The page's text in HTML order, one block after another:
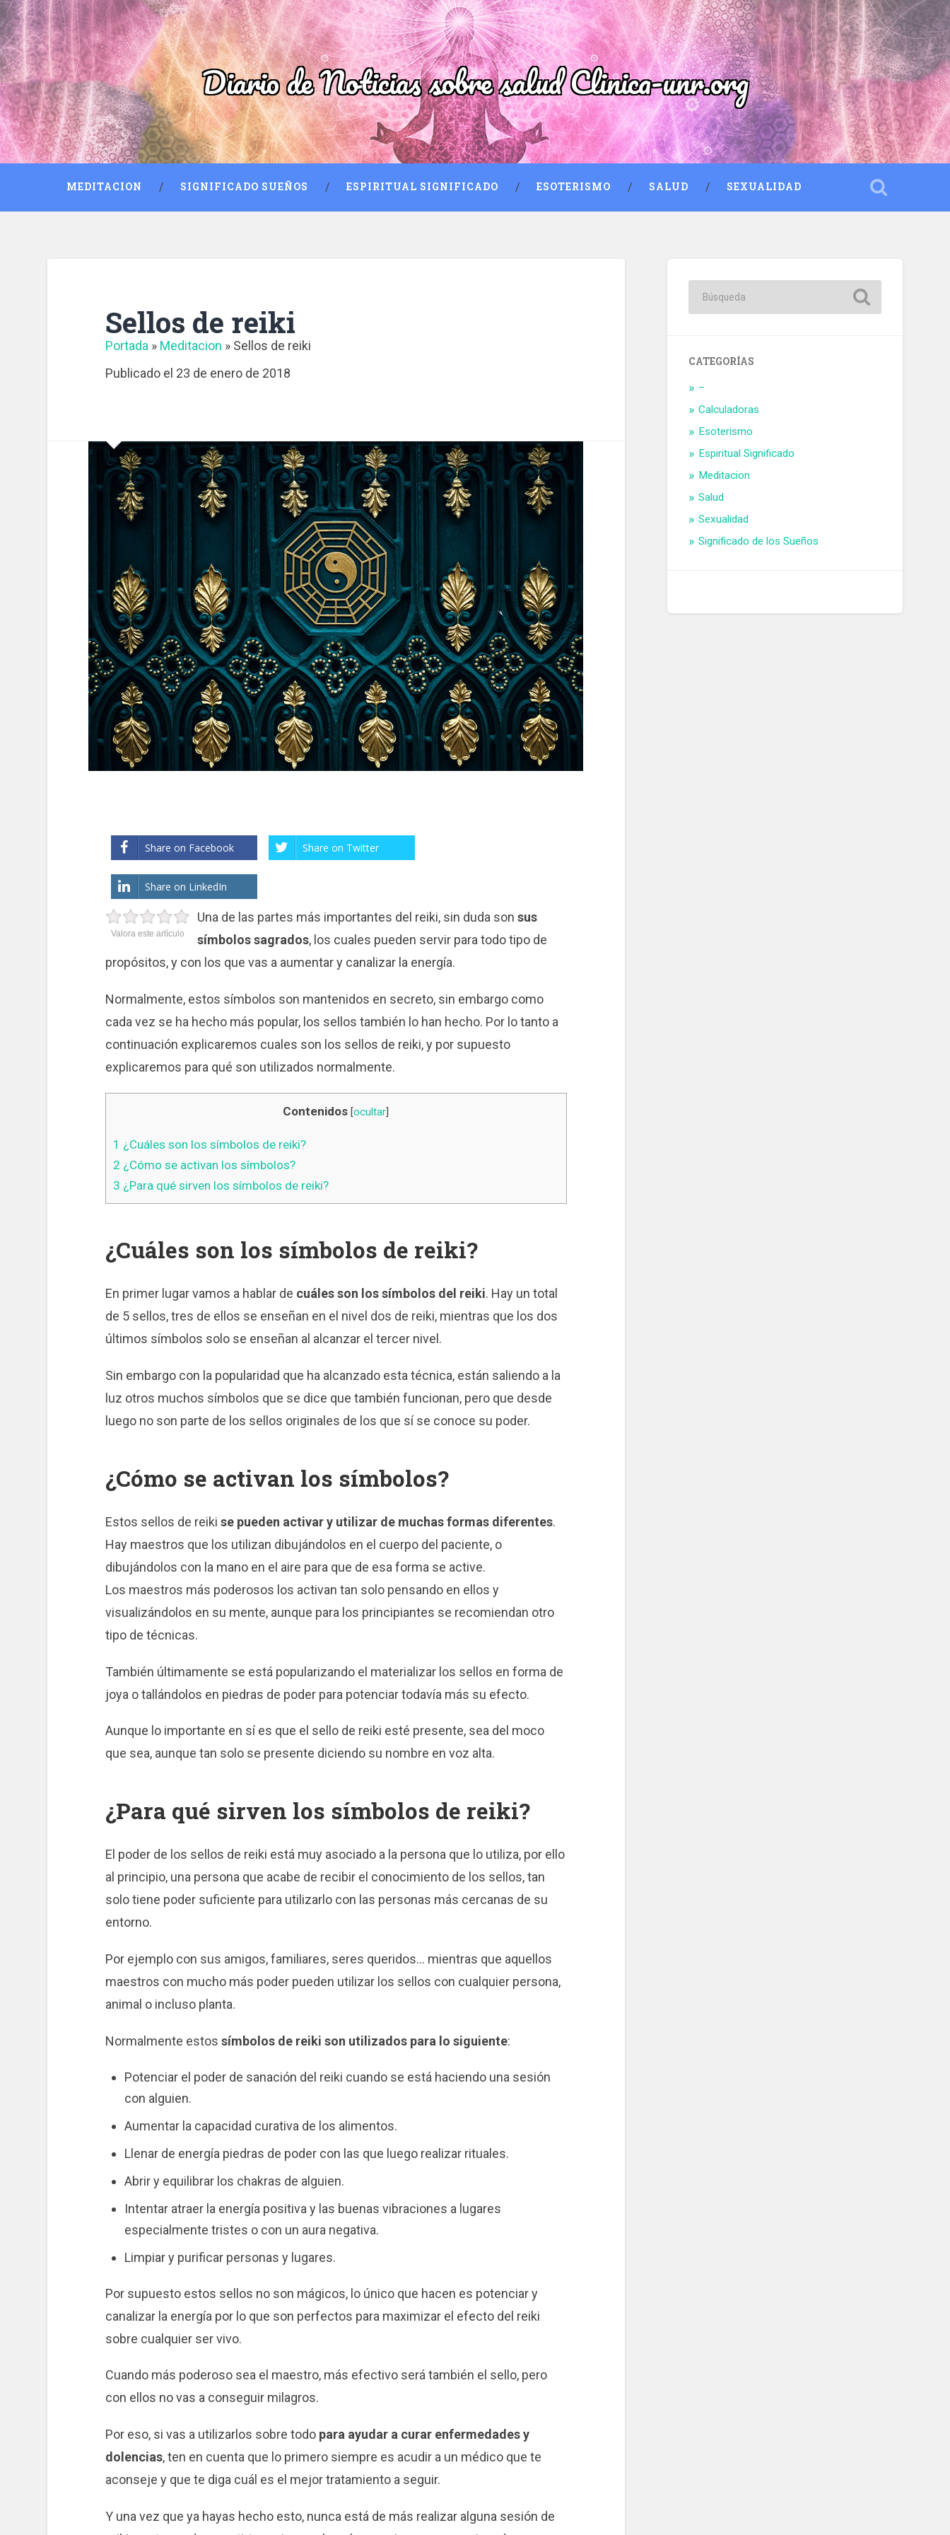
Diario de Noticias sobre salud Clinica-unr.org
MEDITACION SIGNIFICADO SUEÑOS ESPIRITUAL SIGNIFICADO ESOTERISMO SALUD SEXUALIDAD
Sellos de reiki
Portada » Meditacion » Sellos de reiki
Publicado el 23 de enero de 2018
Share on Facebook Share on Twitter
Share on LinkedIn
Valora este artículo
Una de las partes más importantes del reiki, sin duda son sus
símbolos sagrados, los cuales pueden servir para todo tipo de
propósitos, y con los que vas a aumentar y canalizar la energía.
Normalmente, estos símbolos son mantenidos en secreto, sin embargo como
cada vez se ha hecho más popular, los sellos también lo han hecho. Por lo tanto a
continuación explicaremos cuales son los sellos de reiki, y por supuesto
explicaremos para qué son utilizados normalmente.
Contenidos [ocultar]
1 ¿Cuáles son los símbolos de reiki?
2 ¿Cómo se activan los símbolos?
3 ¿Para qué sirven los símbolos de reiki?
¿Cuáles son los símbolos de reiki?
En primer lugar vamos a hablar de cuáles son los símbolos del reiki. Hay un total
de 5 sellos, tres de ellos se enseñan en el nivel dos de reiki, mientras que los dos
últimos símbolos solo se enseñan al alcanzar el tercer nivel.
Sin embargo con la popularidad que ha alcanzado esta técnica, están saliendo a la
luz otros muchos símbolos que se dice que también funcionan, pero que desde
luego no son parte de los sellos originales de los que sí se conoce su poder.
¿Cómo se activan los símbolos?
Estos sellos de reiki se pueden activar y utilizar de muchas formas diferentes.
Hay maestros que los utilizan dibujándolos en el cuerpo del paciente, o
dibujándolos con la mano en el aire para que de esa forma se active.
Los maestros más poderosos los activan tan solo pensando en ellos y
visualizándolos en su mente, aunque para los principiantes se recomiendan otro
tipo de técnicas.
También últimamente se está popularizando el materializar los sellos en forma de
joya o tallándolos en piedras de poder para potenciar todavía más su efecto.
Aunque lo importante en sí es que el sello de reiki esté presente, sea del moco
que sea, aunque tan solo se presente diciendo su nombre en voz alta.
¿Para qué sirven los símbolos de reiki?
El poder de los sellos de reiki está muy asociado a la persona que lo utiliza, por ello
al principio, una persona que acabe de recibir el conocimiento de los sellos, tan
solo tiene poder suficiente para utilizarlo con las personas más cercanas de su
entorno.
Por ejemplo con sus amigos, familiares, seres queridos… mientras que aquellos
maestros con mucho más poder pueden utilizar los sellos con cualquier persona,
animal o incluso planta.
Normalmente estos símbolos de reiki son utilizados para lo siguiente:
Potenciar el poder de sanación del reiki cuando se está haciendo una sesión
con alguien.
Aumentar la capacidad curativa de los alimentos.
Llenar de energía piedras de poder con las que luego realizar rituales.
Abrir y equilibrar los chakras de alguien.
Intentar atraer la energía positiva y las buenas vibraciones a lugares
especialmente tristes o con un aura negativa.
Limpiar y purificar personas y lugares.
Por supuesto estos sellos no son mágicos, lo único que hacen es potenciar y
canalizar la energía por lo que son perfectos para maximizar el efecto del reiki
sobre cualquier ser vivo.
Cuando más poderoso sea el maestro, más efectivo será también el sello, pero
con ellos no vas a conseguir milagros.
Por eso, si vas a utilizarlos sobre todo para ayudar a curar enfermedades y
dolencias, ten en cuenta que lo primero siempre es acudir a un médico que te
aconseje y que te diga cuál es el mejor tratamiento a seguir.
Y una vez que ya hayas hecho esto, nunca está de más realizar alguna sesión de
CATEGORÍAS
–
Calculadoras
Esoterismo
Espiritual Significado
Meditacion
Salud
Sexualidad
Significado de los Sueños